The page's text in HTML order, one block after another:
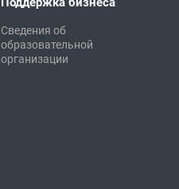
Сведения об
образовательной
организации